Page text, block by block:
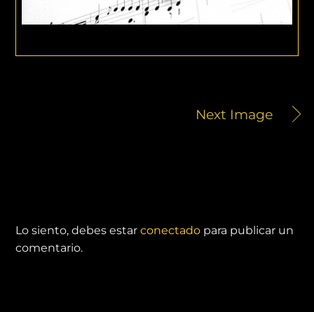
Next Image
Lo siento, debes estarconectado para publicar un
comentario.